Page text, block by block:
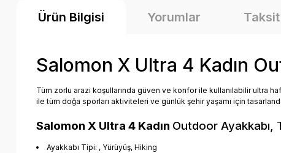
Ürün Bilgisi Yorumlar
Salomon X Ultra 4 Kadın
Tüm zorlu arazi koşullarında güven ve konfor ile kullanılabilir ultra
ile tüm doğa sporları aktiviteleri ve günlük şehir yaşamı için
Salomon X Ultra 4 Kadın Outdoor Ayakkabı,
Ayakkabı Tipi: , Yürüyüş, Hiking